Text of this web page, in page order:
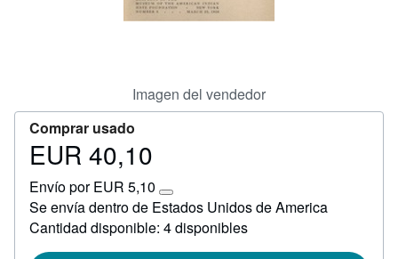
Imagen del vendedor
Comprar usado
Precio
40,10
EUR 40,10
Envío por EUR 5,10
Más
información
sobre
tarifas
Se envía dentro de Estados Unidos de America
Cantidad disponible: 4 disponibles